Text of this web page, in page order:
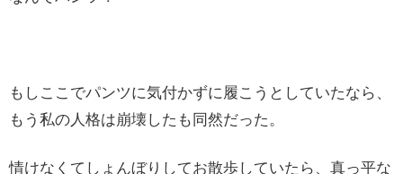
もしここでパンツに気付かずに履こうとしていたなら、
もう私の人格は崩壊したも同然だった。
情けなくてしょんぼりしてお散歩していたら、真っ平な